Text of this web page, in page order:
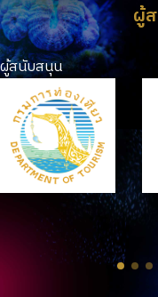
ผู้
ผู้สนับสนุน